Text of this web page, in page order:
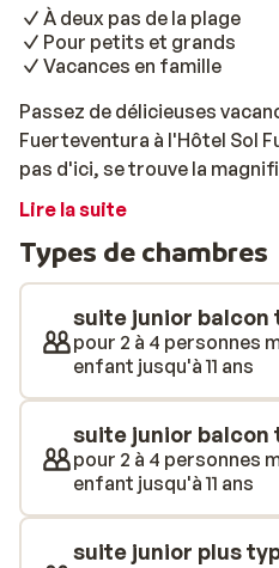
À deux pas de la plage
Pour petits et grands
Vacances en famille
Passez de délicieuses
Fuerteventura à l'Hôtel Sol
pas d'ici, se trouve la
Matorral où vous pourrez
visiter le pittoresque village
vous en journée sur la
dépensez-vous en
activités sportives
d'animation. Pour vous
vous chaque jour de votre
l'une des suites junior.
d'un savoureux petit-
commander un drink au bar
soir, installez-vous au
Lire la suite
Types de chambres
suite junior balcon
pour 2 à 4 personnes
enfant jusqu'à 11 ans
suite junior balcon
pour 2 à 4 personnes
enfant jusqu'à 11 ans
suite junior plus